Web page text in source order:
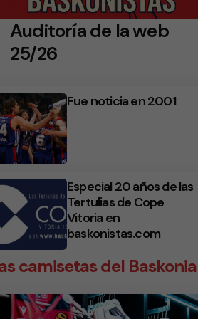
Auditoría de la web
25/26
Fue noticia en 2001
Especial 20 años de las
Tertulias de Cope
Vitoria en
baskonistas.com
camisetas del Baskonia